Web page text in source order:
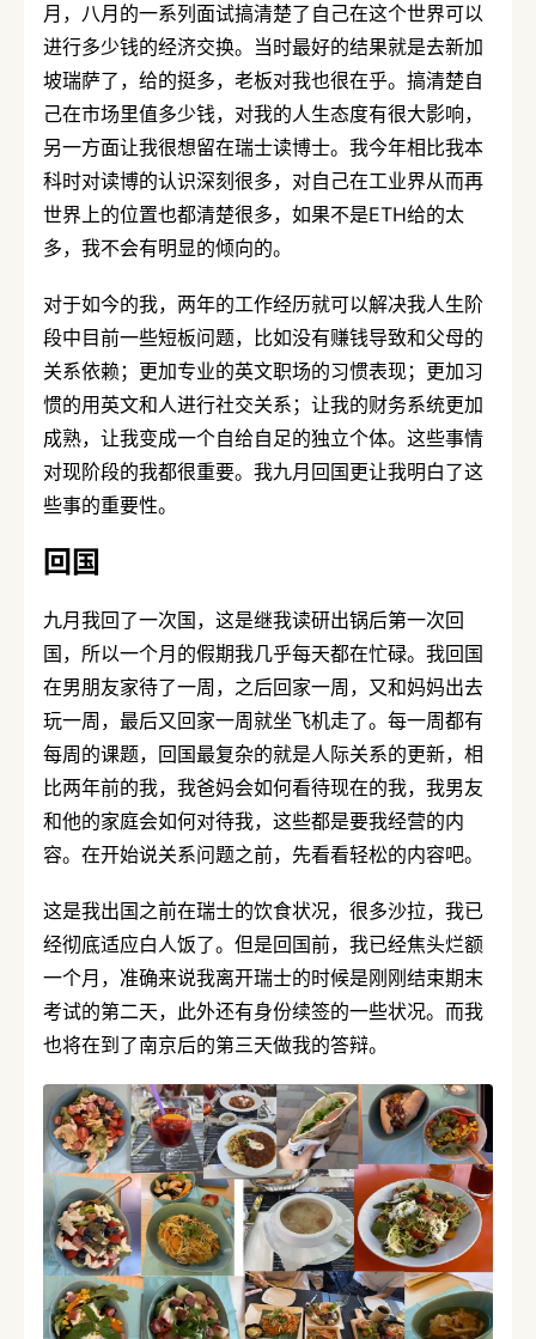
月，八月的一系列面试搞清楚了自己在这个世界可以
进行多少钱的经济交换。当时最好的结果就是去新加
坡瑞萨了，给的挺多，老板对我也很在乎。搞清楚自
己在市场里值多少钱，对我的人生态度有很大影响，
另一方面让我很想留在瑞士读博士。我今年相比我本
科时对读博的认识深刻很多，对自己在工业界从而再
世界上的位置也都清楚很多，如果不是ETH给的太
多，我不会有明显的倾向的。
对于如今的我，两年的工作经历就可以解决我人生阶
段中目前一些短板问题，比如没有赚钱导致和父母的
关系依赖；更加专业的英文职场的习惯表现；更加习
惯的用英文和人进行社交关系；让我的财务系统更加
成熟，让我变成一个自给自足的独立个体。这些事情
对现阶段的我都很重要。我九月回国更让我明白了这
些事的重要性。
回国
九月我回了一次国，这是继我读研出锅后第一次回
国，所以一个月的假期我几乎每天都在忙碌。我回国
在男朋友家待了一周，之后回家一周，又和妈妈出去
玩一周，最后又回家一周就坐飞机走了。每一周都有
每周的课题，回国最复杂的就是人际关系的更新，相
比两年前的我，我爸妈会如何看待现在的我，我男友
和他的家庭会如何对待我，这些都是要我经营的内
容。在开始说关系问题之前，先看看轻松的内容吧。
这是我出国之前在瑞士的饮食状况，很多沙拉，我已
经彻底适应白人饭了。但是回国前，我已经焦头烂额
一个月，准确来说我离开瑞士的时候是刚刚结束期末
考试的第二天，此外还有身份续签的一些状况。而我
也将在到了南京后的第三天做我的答辩。